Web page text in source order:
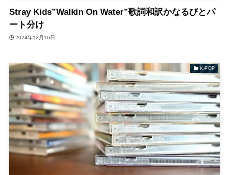
Stray Kids”Walkin On Water”歌詞和訳かなるびとパ
ート分け
2024年12月16日
K-POP